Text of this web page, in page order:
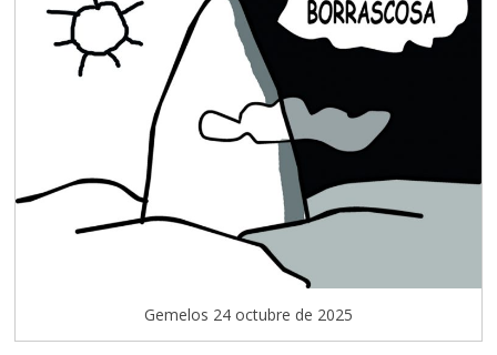
Gemelos 24 octubre de 2025